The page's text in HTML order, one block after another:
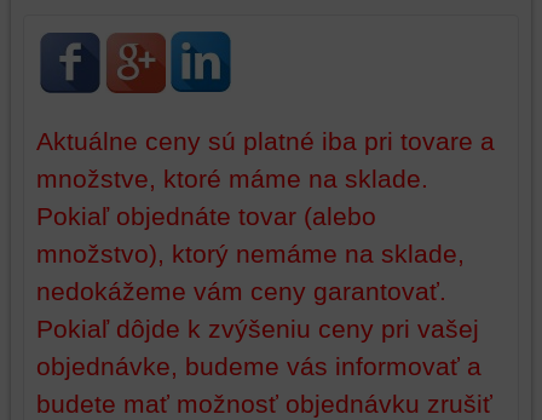
Aktuálne ceny sú platné iba pri tovare a
množstve, ktoré máme na sklade.
Pokiaľ objednáte tovar (alebo
množstvo), ktorý nemáme na sklade,
nedokážeme vám ceny garantovať.
Pokiaľ dôjde k zvýšeniu ceny pri vašej
objednávke, budeme vás informovať a
budete mať možnosť objednávku zrušiť
atď.